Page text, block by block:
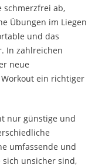
schmerzfrei ab,
Übungen im Liegen
und das
In zahlreichen
neue
ein richtiger
nur günstige und
umfassende und
sich unsicher sind,